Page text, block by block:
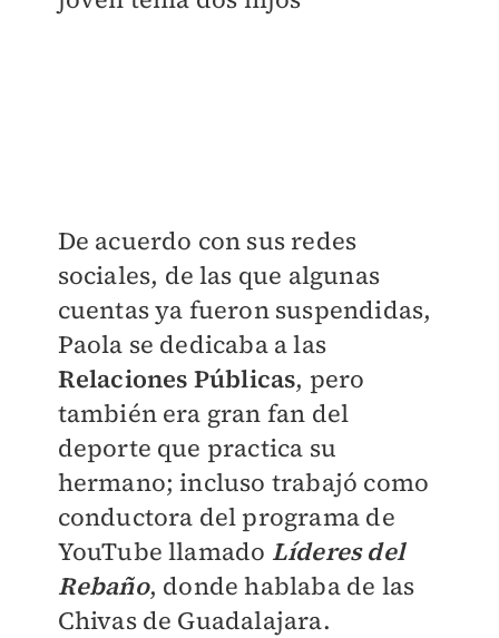
De acuerdo con sus redes
sociales, de las que algunas
cuentas ya fueron suspendidas,
Paola se dedicaba a las
Relaciones Públicas, pero
también era gran fan del
deporte que practica su
hermano; incluso trabajó como
conductora del programa de
YouTube llamado Líderes del
Rebaño, donde hablaba de las
Chivas de Guadalajara.